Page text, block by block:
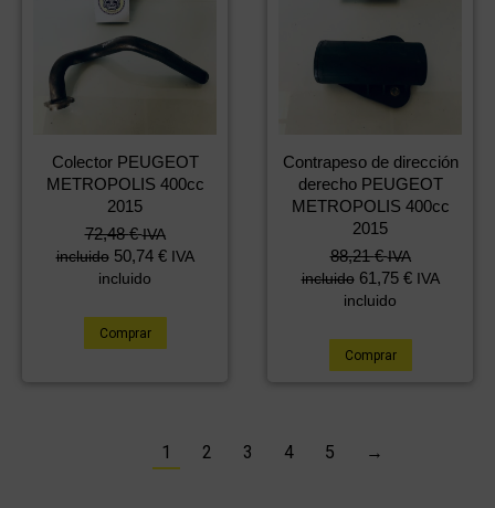
Colector PEUGEOT
METROPOLIS 400cc
2015
72,48€ IVA
incluido 50,74 € IVA
incluido
Comprar
Contrapeso de dirección
derecho PEUGEOT
METROPOLIS 400cc
2015
88,21€ IVA
incluido 61,75 € IVA
incluido
Comprar
1 2 3 4 5 →